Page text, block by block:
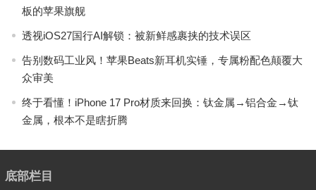
板的苹果旗舰
透视iOS27国行AI解锁：被新鲜感裹挟的技术误区
告别数码工业风！苹果Beats新耳机实锤，专属粉配色颠覆大
众审美
终于看懂！iPhone 17 Pro材质来回换：钛金属→铝合金→钛
金属，根本不是瞎折腾
底部栏目